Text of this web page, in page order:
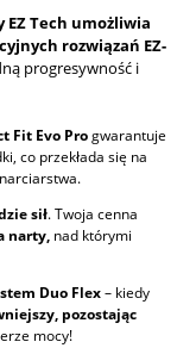
EZ Tech umożliwia
rozwiązań EZ-
progresywność i
Fit Evo Progwarantuje
co przekłada się na
sił. Twoja cenna
narty, nad którymi
Duo Flex– kiedy
pozostając
mocy!